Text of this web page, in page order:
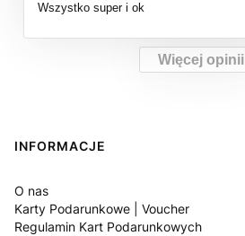
Wszystko super i ok
Więcej opinii
Linki w stopce
INFORMACJE
O nas
Karty Podarunkowe | Voucher
Regulamin Kart Podarunkowych